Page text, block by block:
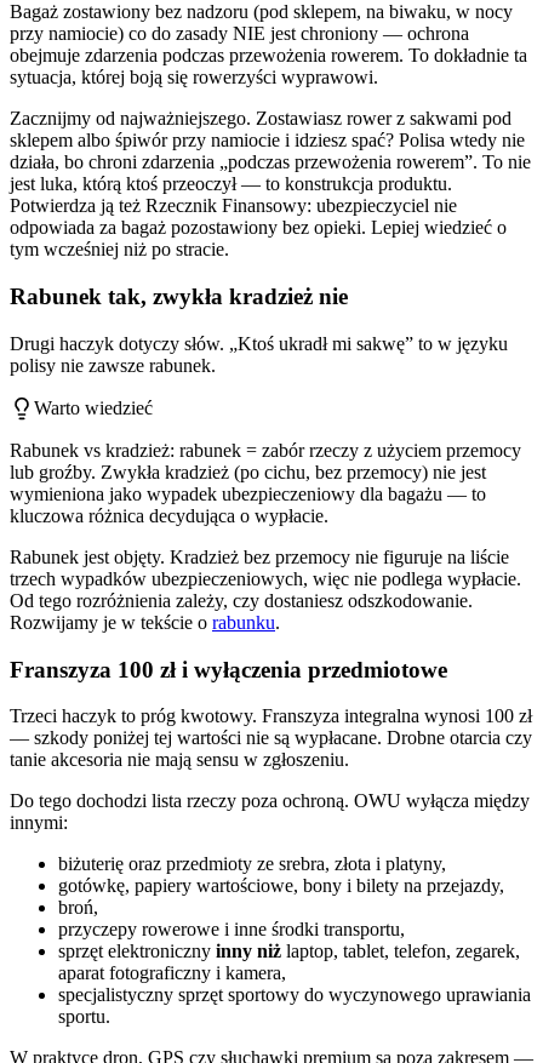
Bagaż zostawiony bez nadzoru (pod sklepem, na biwaku, w nocy
przy namiocie) co do zasady NIE jest chroniony — ochrona
obejmuje zdarzenia podczas przewożenia rowerem. To dokładnie ta
sytuacja, której boją się rowerzyści wyprawowi.
Zacznijmy od najważniejszego. Zostawiasz rower z sakwami pod
sklepem albo śpiwór przy namiocie i idziesz spać? Polisa wtedy nie
działa, bo chroni zdarzenia „podczas przewożenia rowerem”. To nie
jest luka, którą ktoś przeoczył — to konstrukcja produktu.
Potwierdza ją też Rzecznik Finansowy: ubezpieczyciel nie
odpowiada za bagaż pozostawiony bez opieki. Lepiej wiedzieć o
tym wcześniej niż po stracie.
Rabunek tak, zwykła kradzież nie
Drugi haczyk dotyczy słów. „Ktoś ukradł mi sakwę” to w języku
polisy nie zawsze rabunek.
Warto wiedzieć
Rabunek vs kradzież: rabunek = zabór rzeczy z użyciem przemocy
lub groźby. Zwykła kradzież (po cichu, bez przemocy) nie jest
wymieniona jako wypadek ubezpieczeniowy dla bagażu — to
kluczowa różnica decydująca o wypłacie.
Rabunek jest objęty. Kradzież bez przemocy nie figuruje na liście
trzech wypadków ubezpieczeniowych, więc nie podlega wypłacie.
Od tego rozróżnienia zależy, czy dostaniesz odszkodowanie.
Rozwijamy je w tekście o rabunku.
Franszyza 100 zł i wyłączenia przedmiotowe
Trzeci haczyk to próg kwotowy. Franszyza integralna wynosi 100 zł
— szkody poniżej tej wartości nie są wypłacane. Drobne otarcia czy
tanie akcesoria nie mają sensu w zgłoszeniu.
Do tego dochodzi lista rzeczy poza ochroną. OWU wyłącza między
innymi:
biżuterię oraz przedmioty ze srebra, złota i platyny,
gotówkę, papiery wartościowe, bony i bilety na przejazdy,
broń,
przyczepy rowerowe i inne środki transportu,
sprzęt elektroniczny inny niż laptop, tablet, telefon, zegarek,
aparat fotograficzny i kamera,
specjalistyczny sprzęt sportowy do wyczynowego uprawiania
sportu.
W praktyce dron, GPS czy słuchawki premium są poza zakresem —